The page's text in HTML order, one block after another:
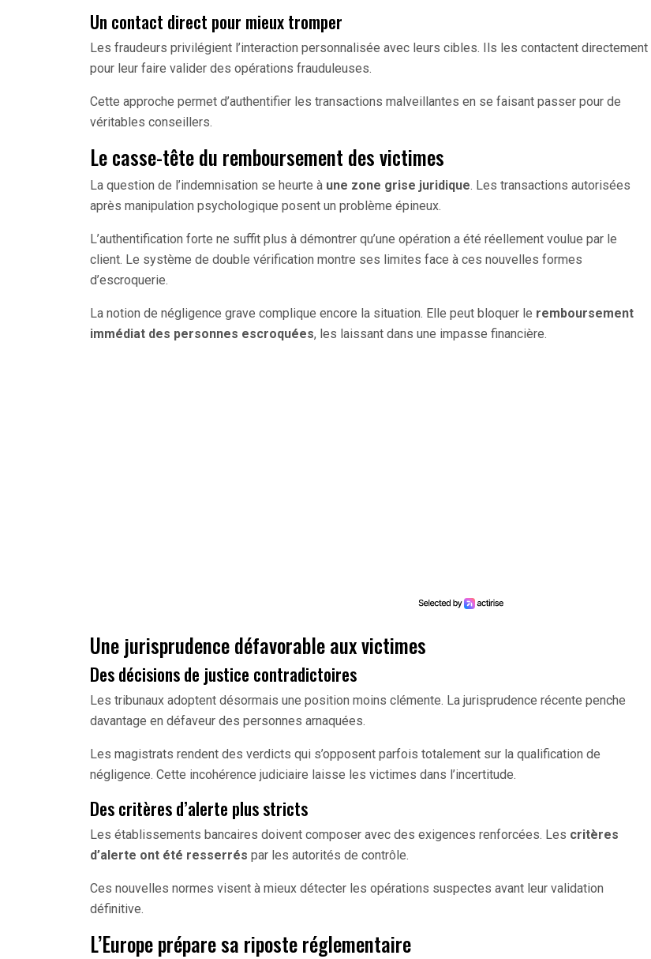
Un contact direct pour mieux tromper
Les fraudeurs privilégient l’interaction personnalisée avec leurs cibles. Ils les contactent directement
pour leur faire valider des opérations frauduleuses.
Cette approche permet d’authentifier les transactions malveillantes en se faisant passer pour de
véritables conseillers.
Le casse-tête du remboursement des victimes
La question de l’indemnisation se heurte à une zone grise juridique. Les transactions autorisées
après manipulation psychologique posent un problème épineux.
L’authentification forte ne suffit plus à démontrer qu’une opération a été réellement voulue par le
client. Le système de double vérification montre ses limites face à ces nouvelles formes
d’escroquerie.
La notion de négligence grave complique encore la situation. Elle peut bloquer le remboursement
immédiat des personnes escroquées, les laissant dans une impasse financière.
Une jurisprudence défavorable aux victimes
Des décisions de justice contradictoires
Les tribunaux adoptent désormais une position moins clémente. La jurisprudence récente penche
davantage en défaveur des personnes arnaquées.
Les magistrats rendent des verdicts qui s’opposent parfois totalement sur la qualification de
négligence. Cette incohérence judiciaire laisse les victimes dans l’incertitude.
Des critères d’alerte plus stricts
Les établissements bancaires doivent composer avec des exigences renforcées. Les critères
d’alerte ont été resserrés par les autorités de contrôle.
Ces nouvelles normes visent à mieux détecter les opérations suspectes avant leur validation
définitive.
L’Europe prépare sa riposte réglementaire